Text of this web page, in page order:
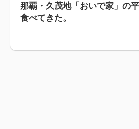
那覇・久茂地「おいで家」の
食べてきた。